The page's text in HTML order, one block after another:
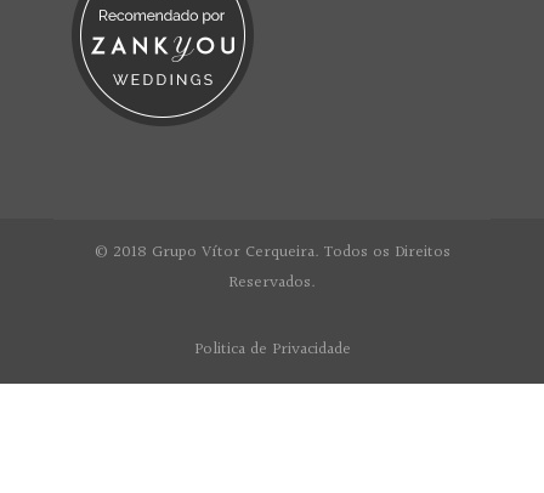
© 2018 Grupo Vítor Cerqueira. Todos os Direitos
Reservados.
Politica de Privacidade